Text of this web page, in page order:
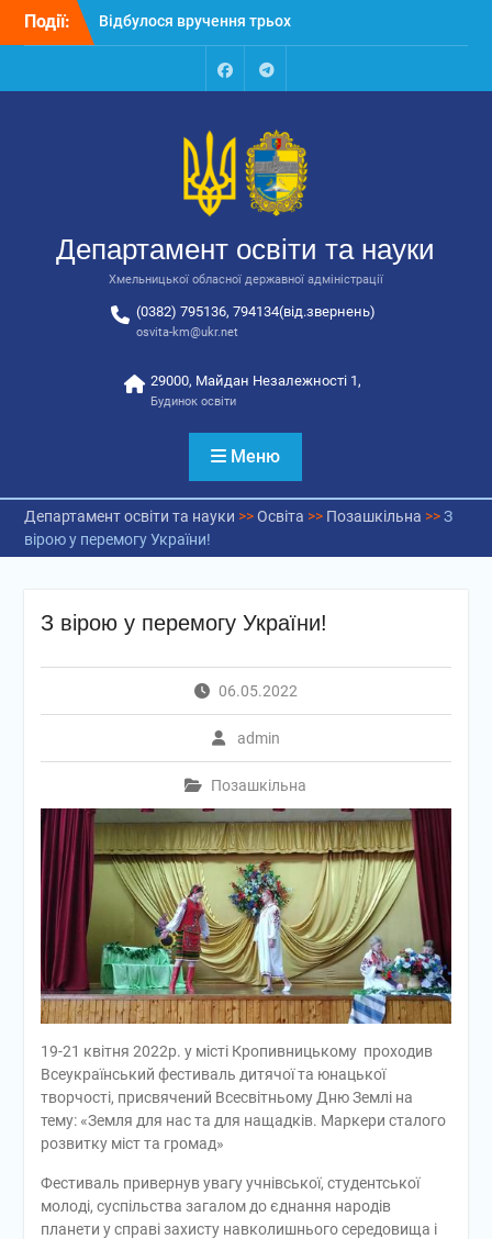
Перейти
Події:
Відбулося засідання
колегії Департаменту
освіти та науки обласної
державної адміністрації
відповідальних за
національно-патріотичне
автобусів для потреб
закладів освіти
FacebookTalegram
Департамент освіти та науки
Хмельницької обласної державної адміністрації
(0382) 795136, 794134(від.звернень)
osvita-km@ukr.net
29000, Майдан Незалежності 1,
Будинок освіти
Меню
Департамент освіти та науки >>Освіта >> Позашкільна >>З
вірою у перемогу України!
З вірою у перемогу України!
06.05.2022
admin
Позашкільна
19-21 квітня 2022р. у місті Кропивницькому проходив
Всеукраїнський фестиваль дитячої та юнацької
творчості, присвячений Всесвітньому Дню Землі на
тему: «Земля для нас та для нащадків. Маркери сталого
розвитку міст та громад»
Фестиваль привернув увагу учнівської, студентської
молоді, суспільства загалом до єднання народів
планети у справі захисту навколишнього середовища і